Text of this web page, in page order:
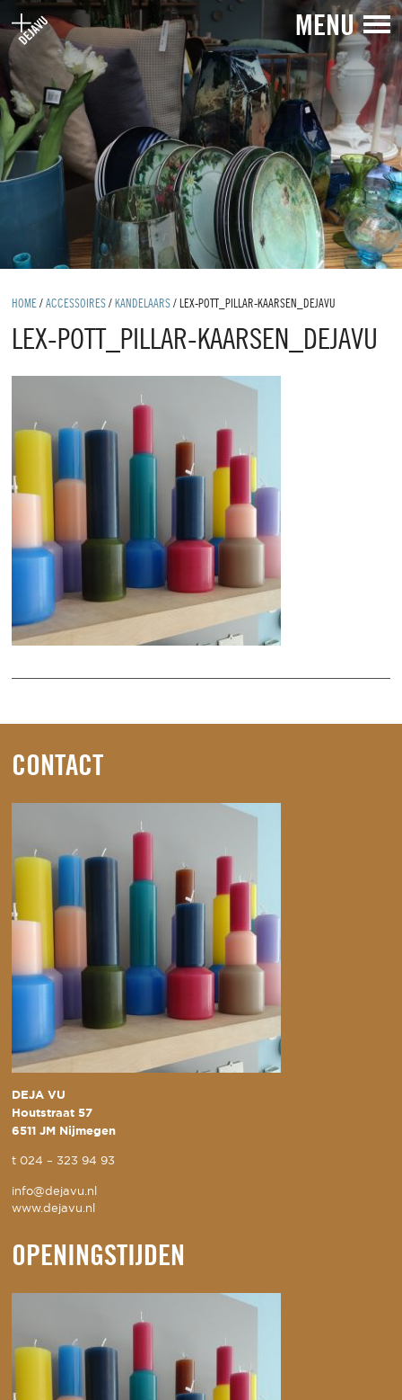
MENU
HOME /ACCESSOIRES / KANDELAARS / LEX-POTT_PILLAR-KAARSEN_DEJAVU
LEX-POTT_PILLAR-KAARSEN_DEJAVU
CONTACT
DEJA VU
Houtstraat 57
6511 JM Nijmegen
t024 – 323 94 93
info@dejavu.nl
www.dejavu.nl
OPENINGSTIJDEN